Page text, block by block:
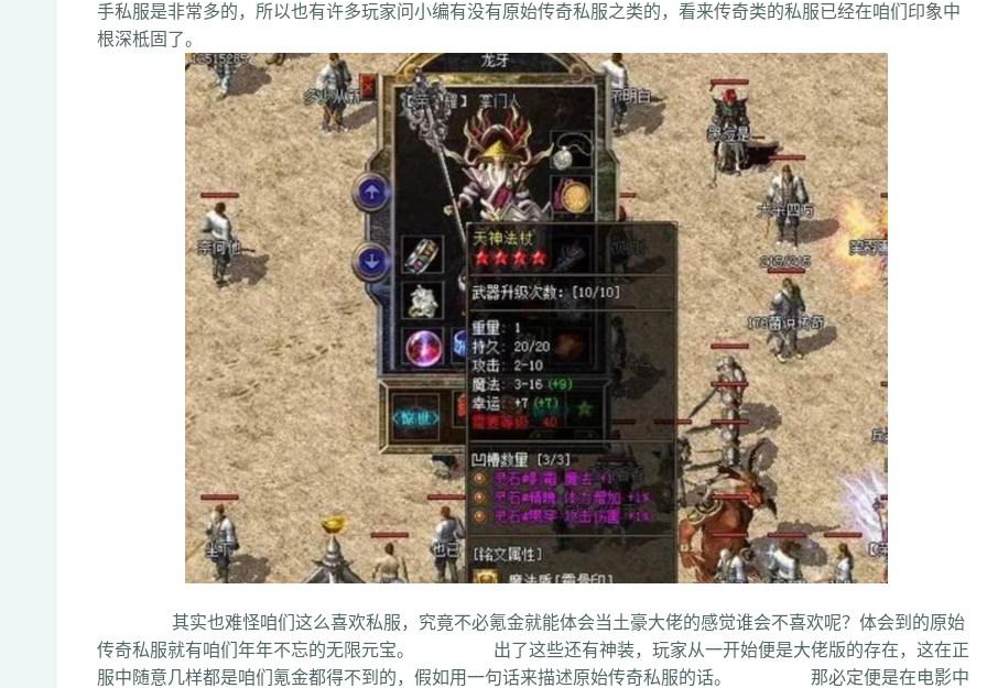
手私服是非常多的，所以也有许多玩家问小编有没有原始传奇私服之类的，看来传奇类的私服已经在咱们印象中
根深柢固了。
其实也难怪咱们这么喜欢私服，究竟不必氪金就能体会当土豪大佬的感觉谁会不喜欢呢？体会到的原始
传奇私服就有咱们年年不忘的无限元宝。 出了这些还有神装，玩家从一开始便是大佬版的存在，这在正
服中随意几样都是咱们氪金都得不到的，假如用一句话来描述原始传奇私服的话。 那必定便是在电影中